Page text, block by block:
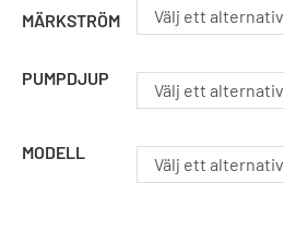
MÄRKSTRÖM Välj ett alternativ
PUMPDJUP
Välj ett alternativ
MODELL
Välj ett alternativ